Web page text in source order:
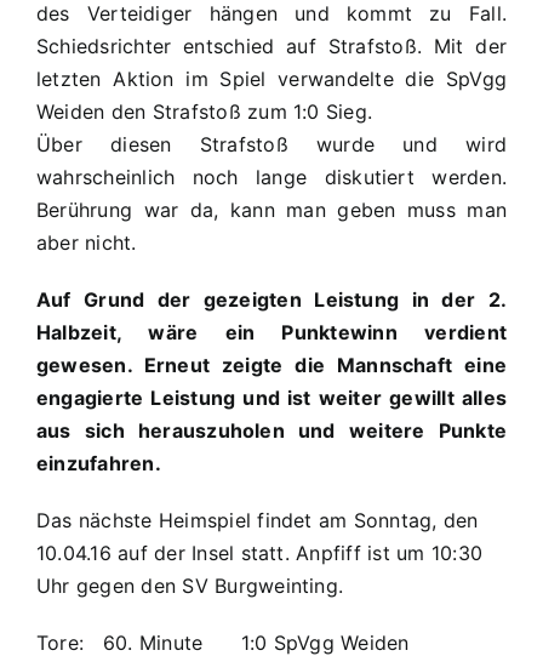
des Verteidiger hängen und kommt zu Fall.
Schiedsrichter entschied auf Strafstoß. Mit der
letzten Aktion im Spiel verwandelte die SpVgg
Weiden den Strafstoß zum 1:0 Sieg.
Über diesen Strafstoß wurde und wird
wahrscheinlich noch lange diskutiert werden.
Berührung war da, kann man geben muss man
aber nicht.
Auf Grund der gezeigten Leistung in der 2.
Halbzeit, wäre ein Punktewinn verdient
gewesen. Erneut zeigte die Mannschaft eine
engagierte Leistung und ist weiter gewillt alles
aus sich herauszuholen und weitere Punkte
einzufahren.
Das nächste Heimspiel findet am Sonntag, den
10.04.16 auf der Insel statt. Anpfiff ist um 10:30
Uhr gegen den SV Burgweinting.
Tore: 60. Minute 1:0 SpVgg Weiden